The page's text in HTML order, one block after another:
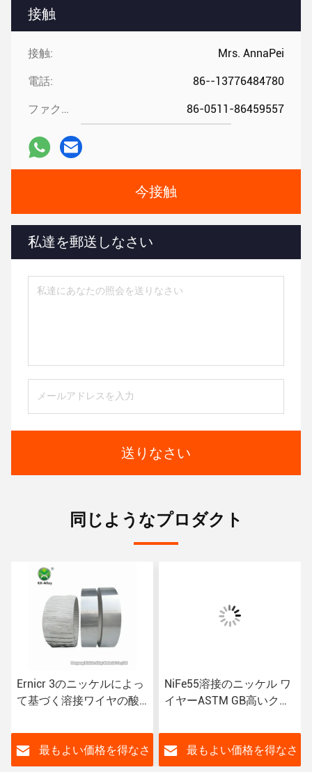
接触
接触: Mrs. AnnaPei
電話: 86--13776484780
ファクシミリ: 86-0511-86459557
今接触
私達を郵送しなさい
送りなさい
同じようなプロダクト
Ernicr 3のニッケルによっ
て基づく溶接ワイヤの酸
最もよい価格を得なさ
NiFe55溶接のニッケル ワ
イヤーASTM GB高いクリ
最もよい価格を得なさ